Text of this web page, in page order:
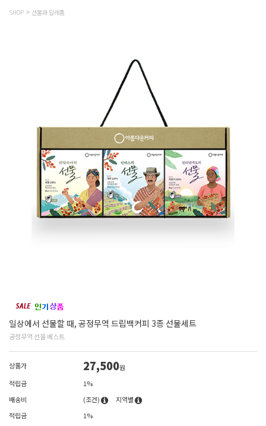
SHOP 선물과 답례품
일상에서 선물할 때, 공정무역 드립백커피 3종 선물세트
공정무역 선물 베스트
상품가 27,500원
적립금
1%
배송비
(조건)
지역별
적립금
1%